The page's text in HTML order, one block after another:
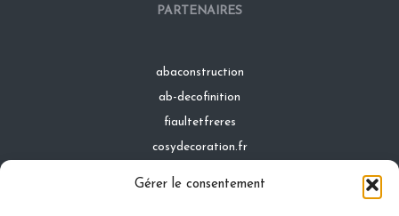
Gérer le consentement
PARTENAIRES
abaconstruction
ab-decofinition
fiaultetfreres
cosydecoration.fr